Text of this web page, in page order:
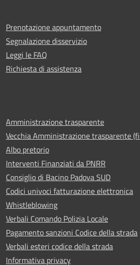
Prenotazione appuntamento
Segnalazione disservizio
Leggi le FAQ
Richiesta di assistenza
Amministrazione trasparente
Vecchia Amministrazione trasparente
Albo pretorio
Interventi Finanziati da PNRR
Consiglio di Bacino Padova SUD
Codici univoci fatturazione elettronica
Whistleblowing
Verbali Comando Polizia Locale
Pagamento sanzioni Codice della strada
Verbali esteri codice della strada
Informativa privacy